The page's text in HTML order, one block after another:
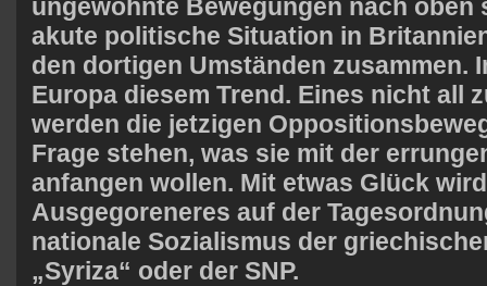
ungewohnte Bewegungen nach oben
akute politische Situation in
den dortigen Umständen zusammen.
Europa diesem Trend. Eines nicht all
werden die jetzigen
Frage stehen, was sie mit der
anfangen wollen. Mit etwas Glück
Ausgegoreneres auf der
nationale Sozialismus der
„Syriza“ oder der SNP.